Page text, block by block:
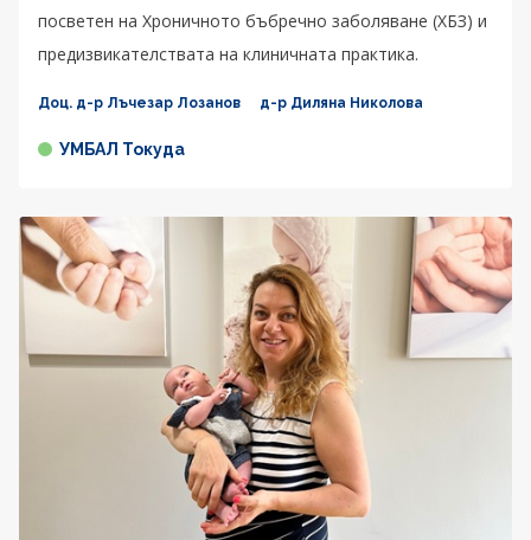
посветен на Хроничното бъбречно заболяване (ХБЗ) и
предизвикателствата на клиничната практика.
Доц. д-р Лъчезар Лозанов д-р Диляна Николова
УМБАЛ Токуда